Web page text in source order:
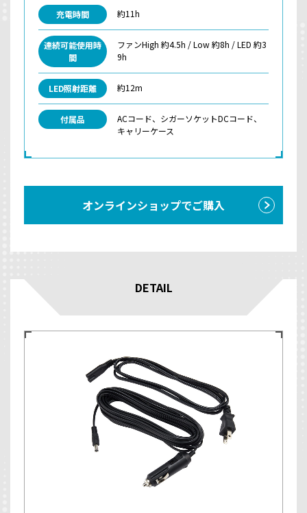
充電時間 約11h
連続可能使用時
間
ファンHigh 約4.5h / Low 約8h / LED 約3
9h
LED照射距離 約12m
付属品
ACコード、シガーソケットDCコード、
キャリーケース
オンラインショップでご購入
DETAIL